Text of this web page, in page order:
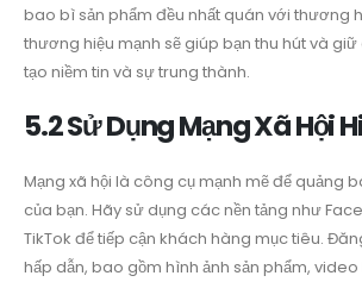
bao bì sản phẩm đều nhất quán với thương
thương hiệu mạnh sẽ giúp bạn thu hút và
tạo niềm tin và sự trung thành.
5.2 Sử Dụng Mạng Xã Hội
Mạng xã hội là công cụ mạnh mẽ để quảng
của bạn. Hãy sử dụng các nền tảng như
TikTok để tiếp cận khách hàng mục tiêu.
hấp dẫn, bao gồm hình ảnh sản phẩm,